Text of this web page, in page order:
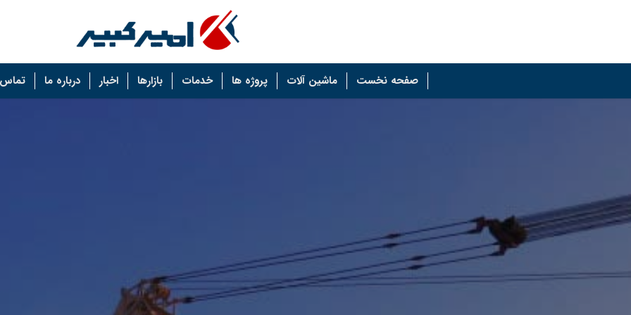
صفحه نخست ماشین آلات پروژه ها خدمات بازارها اخبار درباره ما تماس